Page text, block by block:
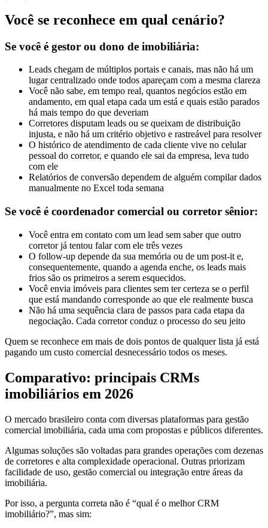
Você se reconhece em qual cenário?
Se você é gestor ou dono de imobiliária:
Leads chegam de múltiplos portais e canais, mas não há um
lugar centralizado onde todos apareçam com a mesma clareza
Você não sabe, em tempo real, quantos negócios estão em
andamento, em qual etapa cada um está e quais estão parados
há mais tempo do que deveriam
Corretores disputam leads ou se queixam de distribuição
injusta, e não há um critério objetivo e rastreável para resolver
O histórico de atendimento de cada cliente vive no celular
pessoal do corretor, e quando ele sai da empresa, leva tudo
com ele
Relatórios de conversão dependem de alguém compilar dados
manualmente no Excel toda semana
Se você é coordenador comercial ou corretor sênior:
Você entra em contato com um lead sem saber que outro
corretor já tentou falar com ele três vezes
O follow-up depende da sua memória ou de um post-it e,
consequentemente, quando a agenda enche, os leads mais
frios são os primeiros a serem esquecidos.
Você envia imóveis para clientes sem ter certeza se o perfil
que está mandando corresponde ao que ele realmente busca
Não há uma sequência clara de passos para cada etapa da
negociação. Cada corretor conduz o processo do seu jeito
Quem se reconhece em mais de dois pontos de qualquer lista já está
pagando um custo comercial desnecessário todos os meses.
Comparativo: principais CRMs
imobiliários em 2026
O mercado brasileiro conta com diversas plataformas para gestão
comercial imobiliária, cada uma com propostas e públicos diferentes.
Algumas soluções são voltadas para grandes operações com dezenas
de corretores e alta complexidade operacional. Outras priorizam
facilidade de uso, gestão comercial ou integração entre áreas da
imobiliária.
Por isso, a pergunta correta não é “qual é o melhor CRM
imobiliário?”, mas sim: